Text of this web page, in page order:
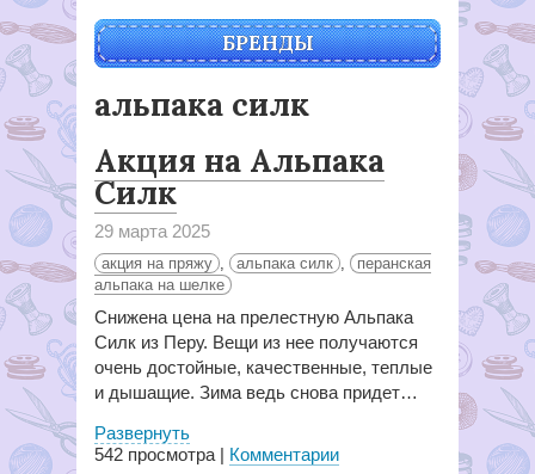
БРЕНДЫ
альпака силк
Акция на Альпака
Силк
29 марта 2025
акция на пряжу альпака силк
перанская
альпака на шелке
Снижена цена на прелестную Альпака
Силк из Перу. Вещи из нее получаются
очень достойные, качественные, теплые
и дышащие. Зима ведь снова придет…
Развернуть
542 просмотра | Комментарии